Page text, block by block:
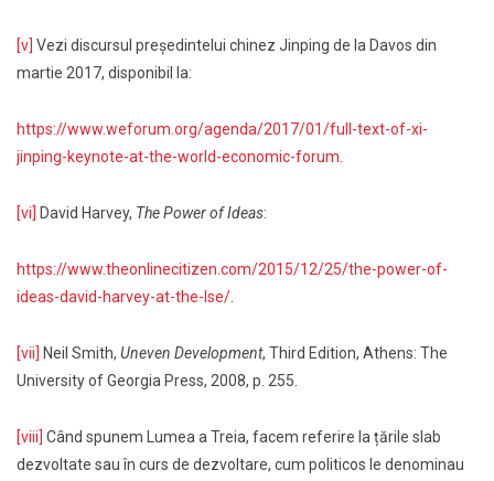
[v] Vezi discursul președintelui chinez Jinping de la Davos din
martie 2017, disponibil la:
https://www.weforum.org/agenda/2017/01/full-text-of-xi-
jinping-keynote-at-the-world-economic-forum
[vi] David Harvey, The Power of Ideas:
https://www.theonlinecitizen.com/2015/12/25/the-power-of-
ideas-david-harvey-at-the-lse/
[vii] Neil Smith, Uneven Development, Third Edition, Athens: The
University of Georgia Press, 2008, p. 255.
[viii] Când spunem Lumea a Treia, facem referire la țările slab
dezvoltate sau în curs de dezvoltare, cum politicos le denominau